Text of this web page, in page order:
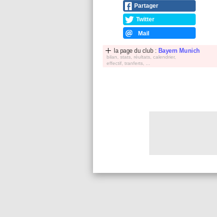
Partager
Twitter
Mail
la page du club : Bayern Munich
bilan, stats, réultats, calendrier,
effectif, tranferts, ...